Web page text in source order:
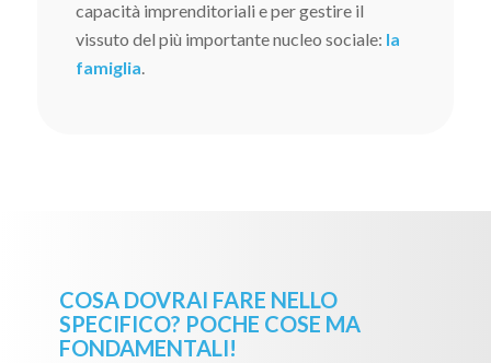
capacità imprenditoriali e per gestire il
vissuto del più importante nucleo sociale: la
famiglia.
COSA DOVRAI FARE NELLO
SPECIFICO? POCHE COSE MA
FONDAMENTALI!